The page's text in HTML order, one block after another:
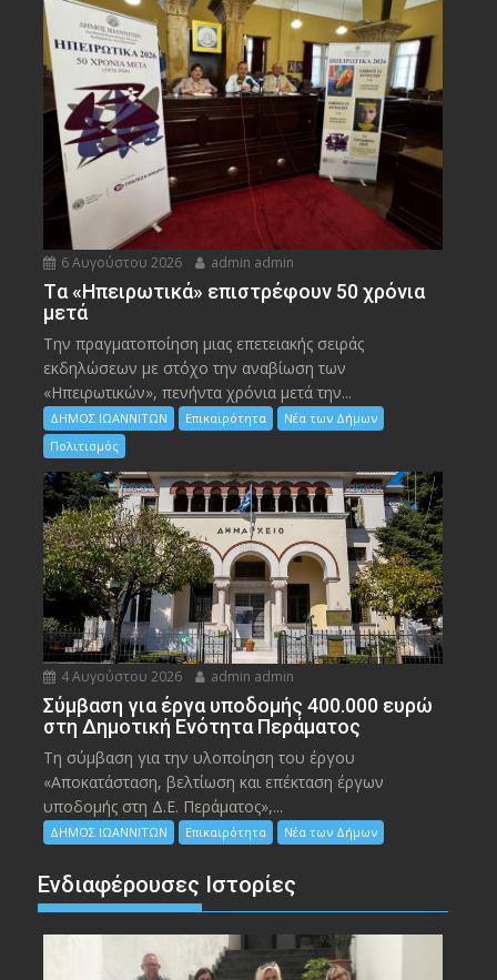
6 Αυγούστου 2026 admin admin
Tα «Ηπειρωτικά» επιστρέφουν 50 χρόνια
μετά
Την πραγματοποίηση μιας επετειακής σειράς
εκδηλώσεων με στόχο την αναβίωση των
«Ηπειρωτικών», πενήντα χρόνια μετά την...
ΔΗΜΟΣ ΙΩΑΝΝΙΤΩΝ Επικαιρότητα
Νέα των Δήμων
Πολιτισμός
4 Αυγούστου 2026 admin admin
Σύμβαση για έργα υποδομής 400.000 ευρώ
στη Δημοτική Ενότητα Περάματος
Τη σύμβαση για την υλοποίηση του έργου
«Αποκατάσταση, βελτίωση και επέκταση έργων
υποδομής στη Δ.Ε. Περάματος»,...
ΔΗΜΟΣ ΙΩΑΝΝΙΤΩΝ Επικαιρότητα Νέα των Δήμων
Ενδιαφέρουσες Ιστορίες